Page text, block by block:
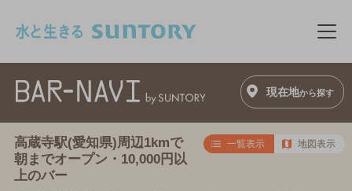
メ
現在地から探す
高蔵寺駅(愛知県)周辺1kmで
朝までオープン・10,000円以
上のバー
一覧表示 地図表示